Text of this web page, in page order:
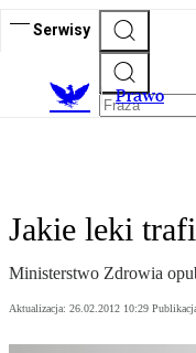
Serwisy
Prawo
Jakie leki
Ministerstwo Zdrowia
Aktualizacja: 26.02.2012 10:29